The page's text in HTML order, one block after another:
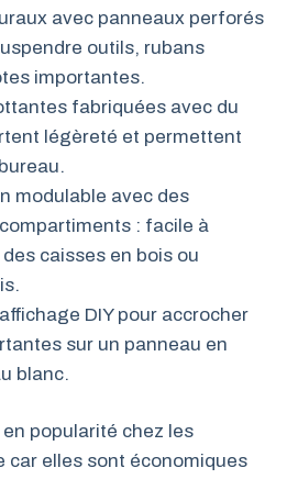
avec panneaux perforés
outils, rubans
importantes.
fabriquées avec du
légèreté et permettent
modulable avec des
: facile à
caisses en bois ou
DIY pour accrocher
sur un panneau en
blanc.
popularité chez les
car elles sont économiques